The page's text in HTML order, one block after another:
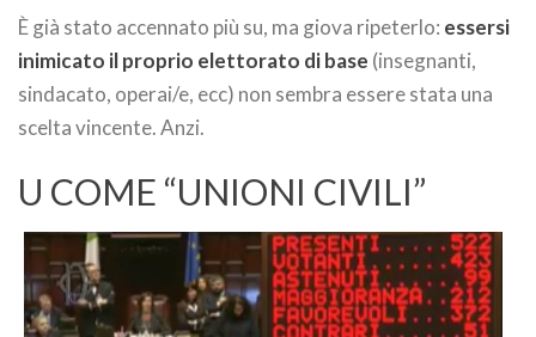
È già stato accennato più su, ma giova ripeterlo: essersi
inimicato il proprio elettorato di base (insegnanti,
sindacato, operai/e, ecc) non sembra essere stata una
scelta vincente. Anzi.
U COME “UNIONI CIVILI”